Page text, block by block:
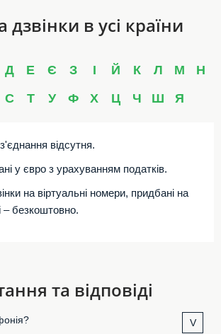
дзвінки в усі країни
Д Е Є З І Й К Л М
Н
С Т У Ф Х Ц Ч Ш Я
відсутня.
у євро з урахуванням податків.
на віртуальні номери, придбані на
– безкоштовно.
та відповіді
V